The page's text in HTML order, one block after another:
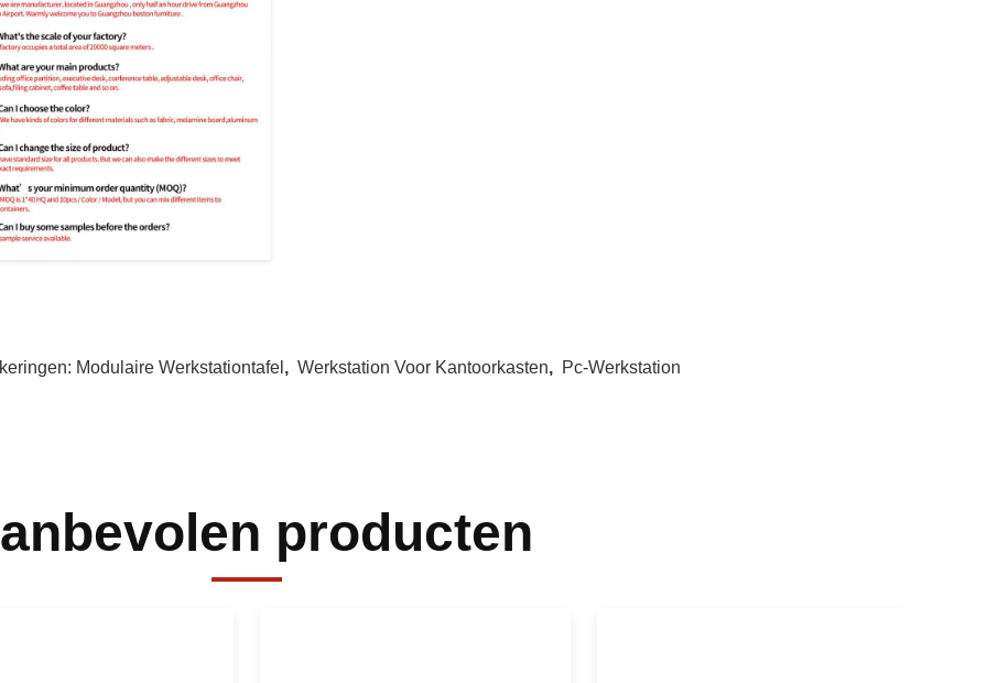
Modulaire Werkstationtafel , Werkstation Voor Kantoorkasten, Pc-Werkstation
producten